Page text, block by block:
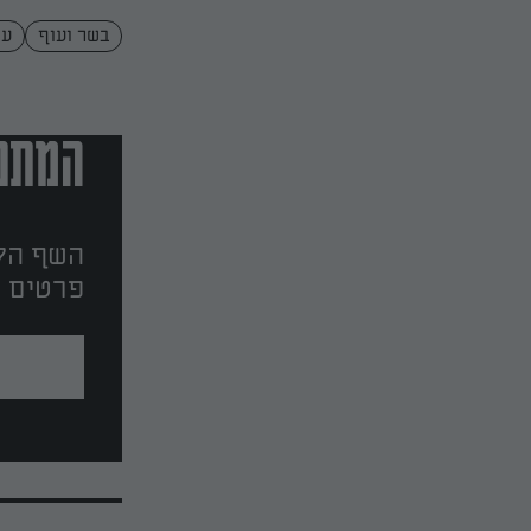
בשר ועוף
השף
פרטים